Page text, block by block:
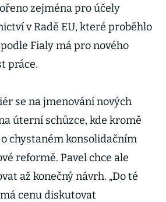
zejména pro účely
v Radě EU, které proběhlo
Fialy má pro nového
práce.
se na jmenování nových
úterní schůzce, kde kromě
chystaném konsolidačním
reformě. Pavel chce ale
až konečný návrh. „Do té
cenu diskutovat